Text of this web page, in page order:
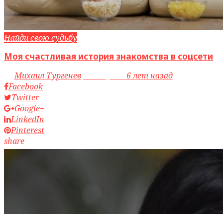
Найди свою судьбу
Моя счастливая история знакомства в соцсети
byМихаил Тургенев
6 лет назад
Facebook
Twitter
Google+
LinkedIn
Pinterest
share